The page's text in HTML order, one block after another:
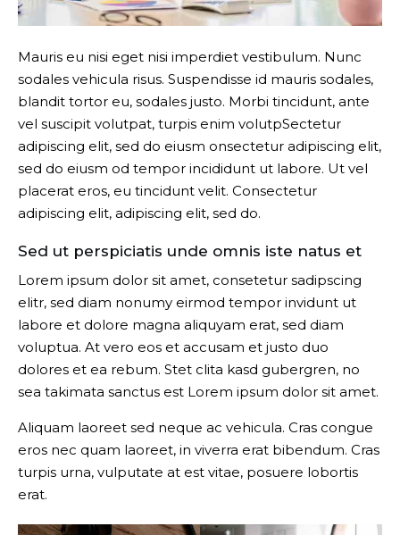
Mauris eu nisi eget nisi imperdiet vestibulum. Nunc
sodales vehicula risus. Suspendisse id mauris sodales,
blandit tortor eu, sodales justo. Morbi tincidunt, ante
vel suscipit volutpat, turpis enim volutpSectetur
adipiscing elit, sed do eiusm onsectetur adipiscing elit,
sed do eiusm od tempor incididunt ut labore. Ut vel
placerat eros, eu tincidunt velit. Consectetur
adipiscing elit, adipiscing elit, sed do.
Sed ut perspiciatis unde omnis iste natus et
Lorem ipsum dolor sit amet, consetetur sadipscing
elitr, sed diam nonumy eirmod tempor invidunt ut
labore et dolore magna aliquyam erat, sed diam
voluptua. At vero eos et accusam et justo duo
dolores et ea rebum. Stet clita kasd gubergren, no
sea takimata sanctus est Lorem ipsum dolor sit amet.
Aliquam laoreet sed neque ac vehicula. Cras congue
eros nec quam laoreet, in viverra erat bibendum. Cras
turpis urna, vulputate at est vitae, posuere lobortis
erat.